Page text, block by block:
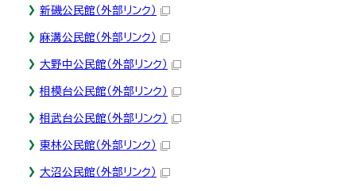
新磯公民館 （外部リンク）
麻溝公民館 （外部リンク）
大野中公民館 （外部リンク）
相模台公民館 （外部リンク）
相武台公民館 （外部リンク）
東林公民館 （外部リンク）
大沼公民館 （外部リンク）